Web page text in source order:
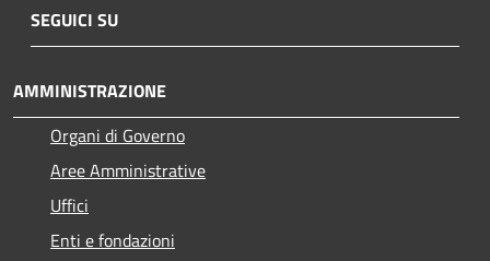
SEGUICI SU
AMMINISTRAZIONE
Organi di Governo
Aree Amministrative
Uffici
Enti e fondazioni